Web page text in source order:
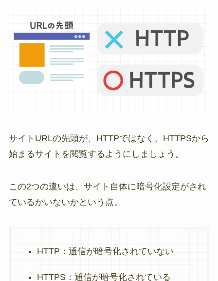
サイトURLの先頭が、HTTPではなく、HTTPSから
始まるサイトを閲覧するようにしましょう。
この2つの違いは、サイト自体に暗号化設定がされ
ているかいないかという点。
HTTP：通信が暗号化されていない
HTTPS：通信が暗号化されている